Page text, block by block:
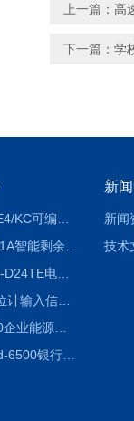
上一篇： 高
下一篇： 学
ACR10RH-D24TE电力仪表外置开口式互感器
BM100电位计输入信号隔离器
Acrel-7000企业能源管控平台
AcrelCloud-6500银行业安全用电能耗云平台
新
新闻
技术